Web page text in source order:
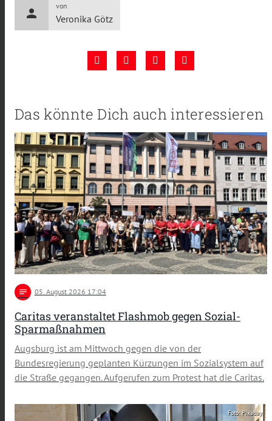
person
von
Veronika Götz
Das könnte Dich auch interessieren
notes 05. August 2026 17:04
Caritas veranstaltet Flashmob gegen Sozial-
Sparmaßnahmen
Augsburg ist am Mittwoch gegen die von der
Bundesregierung geplanten Kürzungen im Sozialsystem auf
die Straße gegangen. Aufgerufen zum Protest hat die Caritas.
Foto: Pixabay